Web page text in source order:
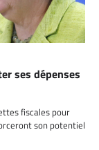
ses dépenses
fiscales pour
son potentiel